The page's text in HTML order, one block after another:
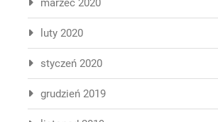
marzec 2020
luty 2020
styczeń 2020
grudzień 2019